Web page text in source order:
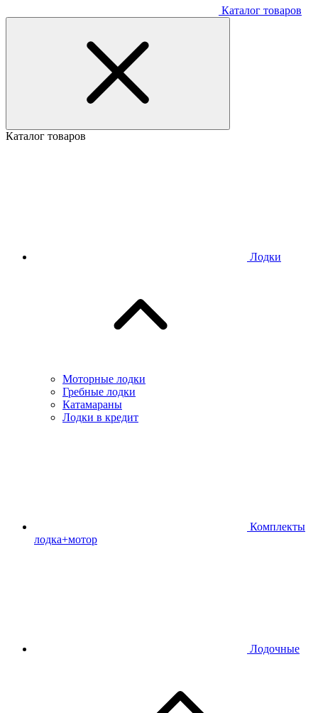
Каталог товаров
Каталог товаров
Лодки
Моторные лодки
Гребные лодки
Катамараны
Лодки в кредит
Комплекты
лодка+мотор
Лодочные